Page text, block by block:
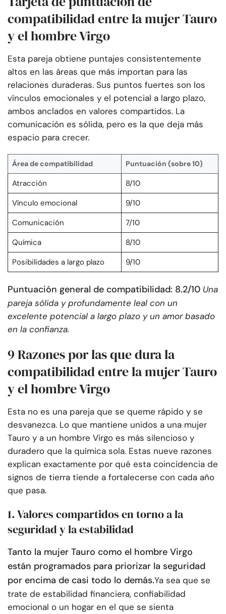
compatibilidad entre la mujer Tauro
y el hombre Virgo
Esta pareja obtiene puntajes consistentemente
altos en las áreas que más importan para las
relaciones duraderas. Sus puntos fuertes son los
vínculos emocionales y el potencial a largo plazo,
ambos anclados en valores compartidos. La
comunicación es sólida, pero es la que deja más
espacio para crecer.
Área de compatibilidad Puntuación (sobre 10)
Atracción
8/10
Vínculo emocional
9/10
Comunicación
7/10
Química
8/10
Posibilidades a largo plazo
9/10
Puntuación general de compatibilidad: 8.2/10 Una
pareja sólida y profundamente leal con un
excelente potencial a largo plazo y un amor basado
en la confianza.
9 Razones por las que dura la
compatibilidad entre la mujer Tauro
y el hombre Virgo
Esta no es una pareja que se queme rápido y se
desvanezca. Lo que mantiene unidos a una mujer
Tauro y a un hombre Virgo es más silencioso y
duradero que la química sola. Estas nueve razones
explican exactamente por qué esta coincidencia de
signos de tierra tiende a fortalecerse con cada año
que pasa.
1. Valores compartidos en torno a la
seguridad y la estabilidad
Tanto la mujer Tauro como el hombre Virgo
están programados para priorizar la seguridad
por encima de casi todo lo demás.Ya sea que se
trate de estabilidad financiera, confiabilidad
emocional o un hogar en el que se sienta